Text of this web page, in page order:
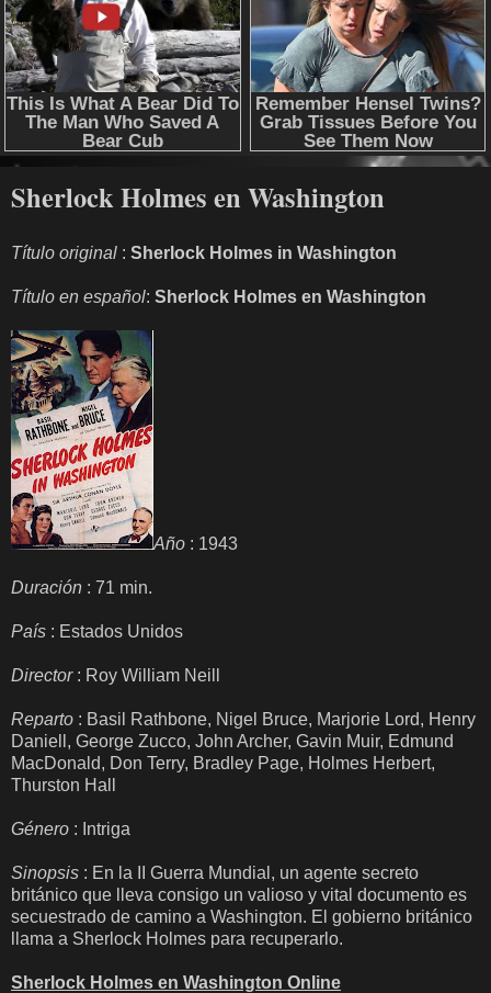
Sherlock Holmes en Washington
Título original : Sherlock Holmes in Washington
Título en español: Sherlock Holmes en Washington
Año : 1943
Duración : 71 min.
País : Estados Unidos
Director: Roy William Neill
Reparto : Basil Rathbone, Nigel Bruce, Marjorie Lord, Henry
Daniell, George Zucco, John Archer, Gavin Muir, Edmund
MacDonald, Don Terry, Bradley Page, Holmes Herbert,
Thurston Hall
Género : Intriga
Sinopsis : En la II Guerra Mundial, un agente secreto
británico que lleva consigo un valioso y vital documento es
secuestrado de camino a Washington. El gobierno británico
llama a Sherlock Holmes para recuperarlo.
Sherlock Holmes en Washington Online